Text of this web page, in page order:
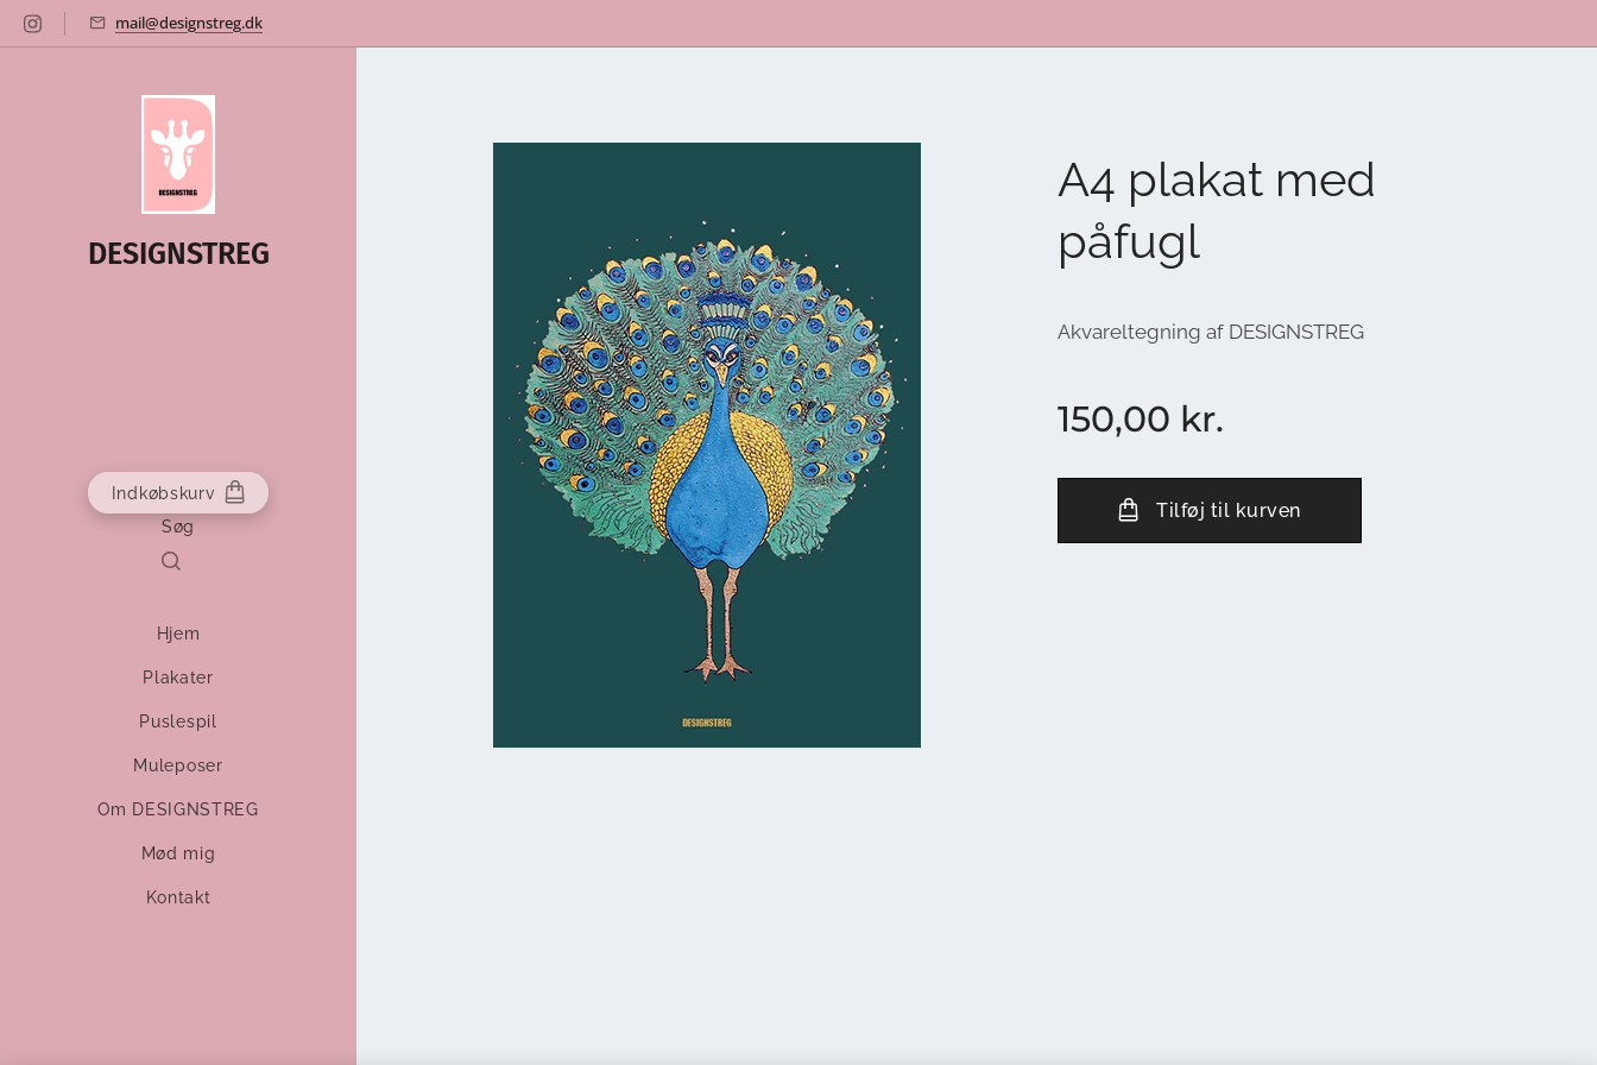
mail@designstreg.dk
DESIGNSTREG
Indkøbskurv
Søg
Hjem
Plakater
Puslespil
Muleposer
Om DESIGNSTREG
Mød mig
Kontakt
A4 plakat med
påfugl
Akvareltegning af DESIGNSTREG
150,00 kr.
Tilføj til kurven